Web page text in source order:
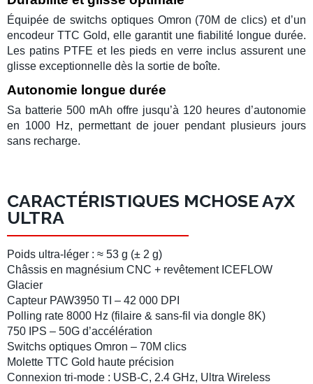
Équipée de switchs optiques Omron (70M de clics) et d’un
encodeur TTC Gold, elle garantit une fiabilité longue durée.
Les patins PTFE et les pieds en verre inclus assurent une
glisse exceptionnelle dès la sortie de boîte.
Autonomie longue durée
Sa batterie 500 mAh offre jusqu’à 120 heures d’autonomie
en 1000 Hz, permettant de jouer pendant plusieurs jours
sans recharge.
CARACTÉRISTIQUES MCHOSE A7X
ULTRA
Poids ultra-léger : ≈ 53 g (± 2 g)
Châssis en magnésium CNC + revêtement ICEFLOW
Glacier
Capteur PAW3950 TI – 42 000 DPI
Polling rate 8000 Hz (filaire & sans-fil via dongle 8K)
750 IPS – 50G d’accélération
Switchs optiques Omron – 70M clics
Molette TTC Gold haute précision
Connexion tri-mode : USB-C, 2.4 GHz, Ultra Wireless